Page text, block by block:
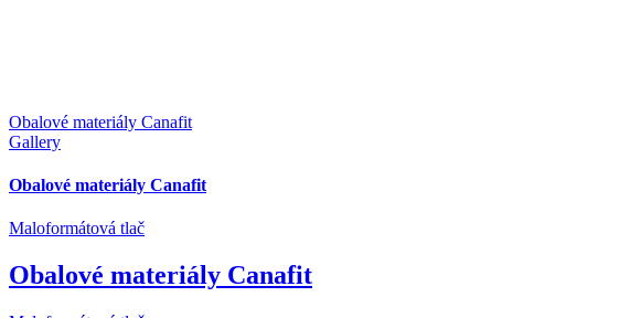
Obalové materiály Canafit
Gallery
Obalové materiály Canafit
Maloformátová tlač
Obalové materiály Canafit